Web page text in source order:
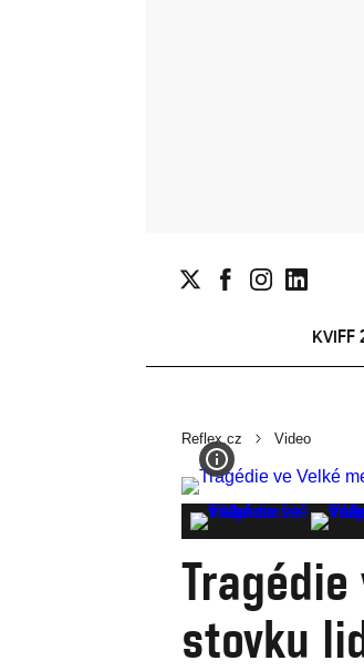
KVIFF
Reflex.cz Video
stovku